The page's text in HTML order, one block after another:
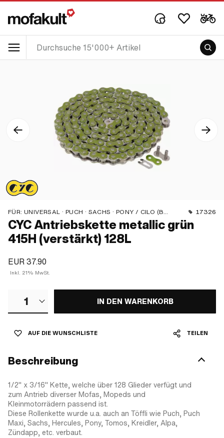
FÜR: UNIVERSAL · PUCH · SACHS · PONY / CILO (BETA 521 & 512) · ZÜNDAPP BELMONDO · TOMOS · BYE BIKE 17326
CYC Antriebskette metallic grün
415H (verstärkt) 128L
EUR 37.90
Inkl. 21% MwSt.
1 IN DEN WARENKORB
AUF DIE WUNSCHLISTE TEILEN
Beschreibung
1/2" x 3/16" Kette, welche über 128 Glieder verfügt und
zum Antrieb diverser Mofas, Mopeds und
Kleinmotorrädern passend ist.
Diese Rollenkette wurde u.a. auch an Töffli wie Puch, Puch
Maxi, Sachs, Hercules, Pony, Tomos, Kreidler, Alpa,
Zündapp, etc. verbaut.